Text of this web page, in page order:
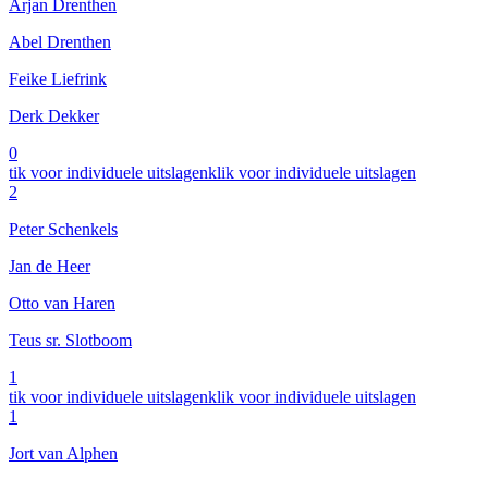
Arjan Drenthen
Abel Drenthen
Feike Liefrink
Derk Dekker
0
tik voor individuele uitslagenklik voor individuele uitslagen
2
Peter Schenkels
Jan de Heer
Otto van Haren
Teus sr. Slotboom
1
tik voor individuele uitslagenklik voor individuele uitslagen
1
Jort van Alphen